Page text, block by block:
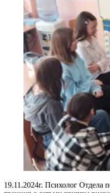
19.11.2024г. Психолог Отдела